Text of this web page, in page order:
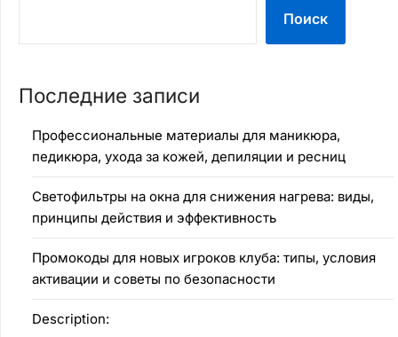
Поиск
Последние записи
Профессиональные материалы для маникюра,
педикюра, ухода за кожей, депиляции и ресниц
Светофильтры на окна для снижения нагрева: виды,
принципы действия и эффективность
Промокоды для новых игроков клуба: типы, условия
активации и советы по безопасности
Description: